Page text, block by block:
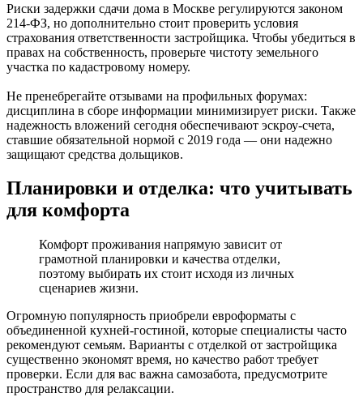
Риски задержки сдачи дома в Москве регулируются законом
214-ФЗ, но дополнительно стоит проверить условия
страхования ответственности застройщика. Чтобы убедиться в
правах на собственность, проверьте чистоту земельного
участка по кадастровому номеру.
Не пренебрегайте отзывами на профильных форумах:
дисциплина в сборе информации минимизирует риски. Также
надежность вложений сегодня обеспечивают эскроу-счета,
ставшие обязательной нормой с 2019 года — они надежно
защищают средства дольщиков.
Планировки и отделка: что учитывать
для комфорта
Комфорт проживания напрямую зависит от
грамотной планировки и качества отделки,
поэтому выбирать их стоит исходя из личных
сценариев жизни.
Огромную популярность приобрели евроформаты с
объединенной кухней-гостиной, которые специалисты часто
рекомендуют семьям. Варианты с отделкой от застройщика
существенно экономят время, но качество работ требует
проверки. Если для вас важна самозабота, предусмотрите
пространство для релаксации.